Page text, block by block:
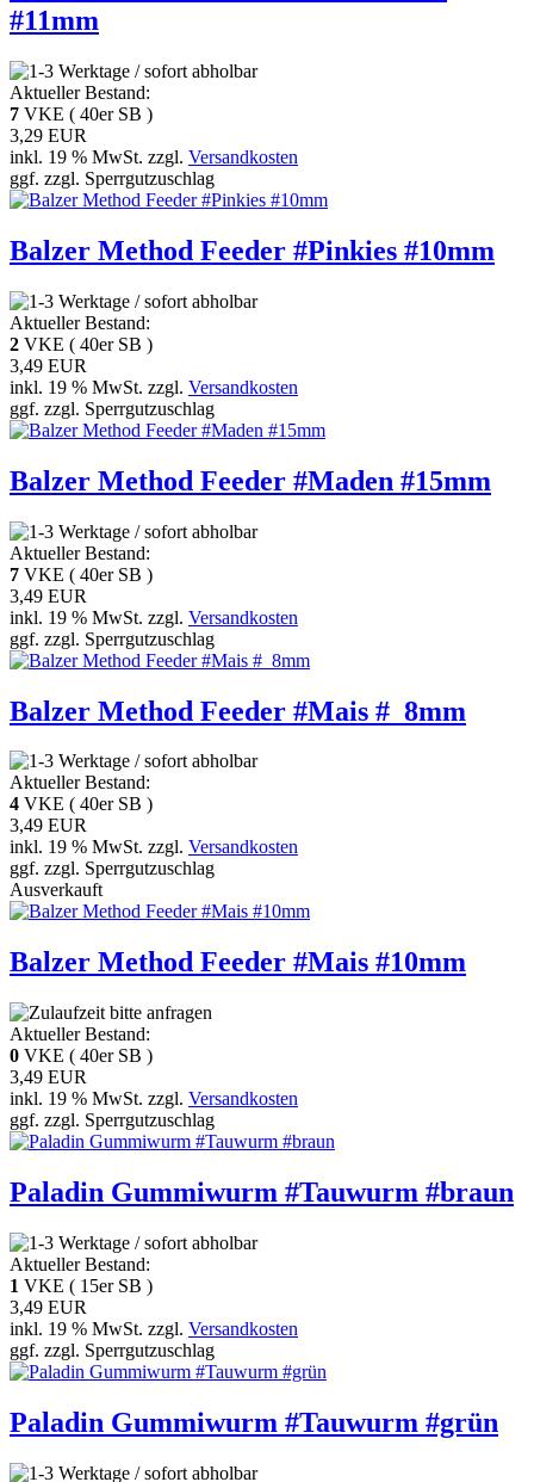
#11mm
Aktueller Bestand:
7 VKE ( 40er SB )
3,29 EUR
inkl. 19 % MwSt. zzgl. Versandkosten
ggf. zzgl. Sperrgutzuschlag
Balzer Method Feeder #Pinkies #10mm
Aktueller Bestand:
2 VKE ( 40er SB )
3,49 EUR
inkl. 19 % MwSt. zzgl. Versandkosten
ggf. zzgl. Sperrgutzuschlag
Balzer Method Feeder #Maden #15mm
Aktueller Bestand:
7 VKE ( 40er SB )
3,49 EUR
inkl. 19 % MwSt. zzgl. Versandkosten
ggf. zzgl. Sperrgutzuschlag
Balzer Method Feeder #Mais #_8mm
Aktueller Bestand:
4 VKE ( 40er SB )
3,49 EUR
inkl. 19 % MwSt. zzgl. Versandkosten
ggf. zzgl. Sperrgutzuschlag
Ausverkauft
Balzer Method Feeder #Mais #10mm
Aktueller Bestand:
0 VKE ( 40er SB )
3,49 EUR
inkl. 19 % MwSt. zzgl. Versandkosten
ggf. zzgl. Sperrgutzuschlag
Paladin Gummiwurm #Tauwurm #braun
Aktueller Bestand:
1 VKE ( 15er SB )
3,49 EUR
inkl. 19 % MwSt. zzgl. Versandkosten
ggf. zzgl. Sperrgutzuschlag
Paladin Gummiwurm #Tauwurm #grün